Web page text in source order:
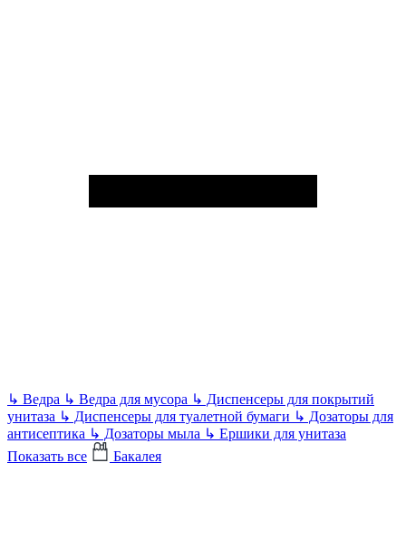
↳ Ведра ↳ Ведра для мусора ↳ Диспенсеры для покрытий
унитаза ↳ Диспенсеры для туалетной бумаги ↳ Дозаторы для
антисептика ↳ Дозаторы мыла ↳ Ершики для унитаза
Показать все
Бакалея